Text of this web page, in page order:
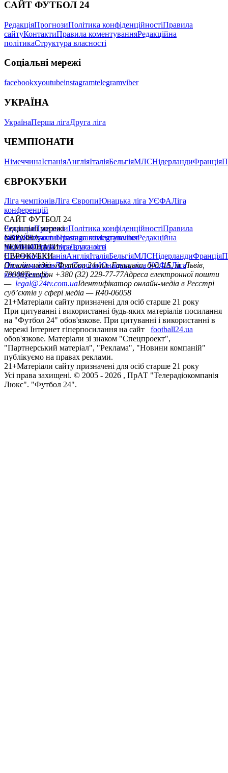
САЙТ ФУТБОЛ 24
РедакціяПрогнозиПолітика конфіденційностіПравила
сайтуКонтактиПравила коментуванняРедакційна
політикаСтруктура власності
Соціальні мережі
facebookxyoutubeinstagramtelegramviber
УКРАЇНА
УкраїнаПерша лігаДруга ліга
ЧЕМПІОНАТИ
НімеччинаІспаніяАнгліяІталіяБельгіяМЛСНідерландиФранція
ЄВРОКУБКИ
Ліга чемпіонівЛіга ЄвропиЮнацька ліга УЄФАЛіга
конференцій
САЙТ ФУТБОЛ 24
РедакціяПрогнозиПолітика конфіденційностіПравила
сайтуКонтактиПравила коментуванняРедакційна
політикаСтруктура власності
Соціальні мережі
facebookxyoutubeinstagramtelegramviber
УКРАЇНА
УкраїнаПерша лігаДруга ліга
ЧЕМПІОНАТИ
НімеччинаІспаніяАнгліяІталіяБельгіяМЛСНідерландиФранція
ЄВРОКУБКИ
Ліга чемпіонівЛіга ЄвропиЮнацька ліга УЄФАЛіга
конференцій
Онлайн-медіа «Футбол 24»пл. Галицька, буд. 15, м. Львів,
79008Телефон +380 (32) 229-77-77Адреса електронної пошти
— legal@24tv.com.uaІдентифікатор онлайн-медіа в Реєстрі
суб’єктів у сфері медіа — R40-06058
21+Матеріали сайту призначені для осіб старше 21 року
При цитуванні і використанні будь-яких матеріалів посилання
на "Футбол 24" обов'язкове. При цитуванні і використанні в
мережі Інтернет гіперпосилання на сайт
football24.ua
обов'язкове. Матеріали зі знаком "Спецпроект",
"Партнерський матеріал", "Реклама", "Новини компаній"
публікуємо на правах реклами.
21+Матеріали сайту призначені для осіб старше 21 року
Усi права захищенi. © 2005 - 2026 , ПрАТ "Телерадіокомпанія
Люкс". "Футбол 24".